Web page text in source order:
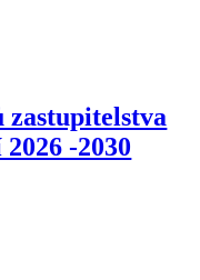
zastupitelstva
-2030